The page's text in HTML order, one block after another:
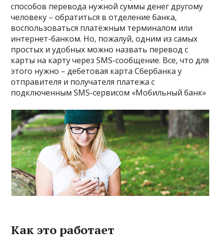
способов перевода нужной суммы денег другому
человеку – обратиться в отделение банка,
воспользоваться платёжным терминалом или
интернет-банком. Но, пожалуй, одним из самых
простых и удобных можно назвать перевод с
карты на карту через SMS-сообщение. Все, что для
этого нужно – дебетовая карта Сбербанка у
отправителя и получателя платежа с
подключенным SMS-сервисом «Мобильный банк»
Как это работает